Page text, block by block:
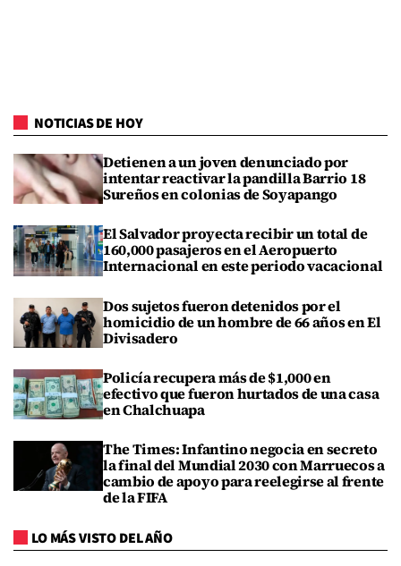
NOTICIAS DE HOY
Detienen a un joven denunciado por
intentar reactivar la pandilla Barrio 18
Sureños en colonias de Soyapango
El Salvador proyecta recibir un total de
160,000 pasajeros en el Aeropuerto
Internacional en este periodo vacacional
Dos sujetos fueron detenidos por el
homicidio de un hombre de 66 años en El
Divisadero
Policía recupera más de $1,000 en
efectivo que fueron hurtados de una casa
en Chalchuapa
The Times: Infantino negocia en secreto
la final del Mundial 2030 con Marruecos a
cambio de apoyo para reelegirse al frente
de la FIFA
LO MÁS VISTO DEL AÑO